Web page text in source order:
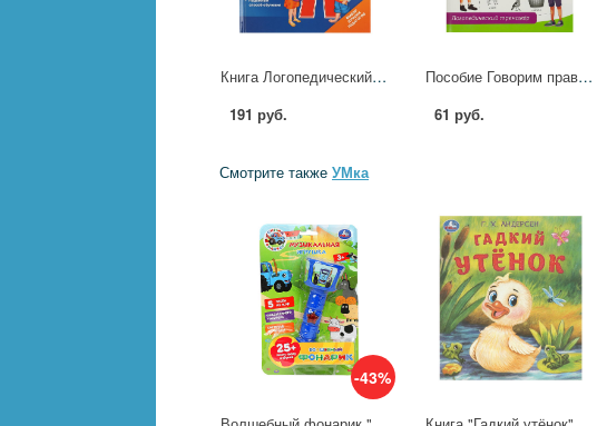
Книга Логопедический букварь, М.А. Жукова, 48 стр. УМка 978-5-506-09708-2
191 руб.
Пособие Говорим правильно. Логопедический тренажёр. Подготовка к школе 64 стр. Умка 978-5-506-09022-9
61 руб.
Смотрите также УМка
-43%